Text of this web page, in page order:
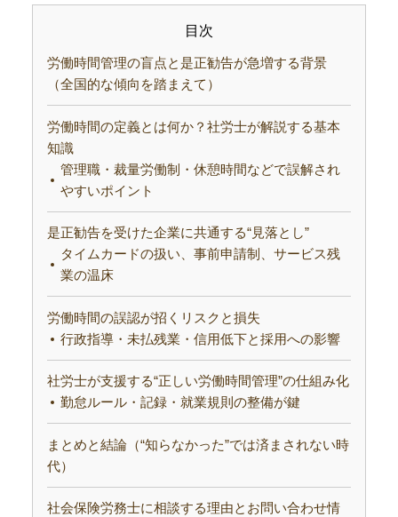
目次
労働時間管理の盲点と是正勧告が急増する背景
（全国的な傾向を踏まえて）
労働時間の定義とは何か？社労士が解説する基本
知識
管理職・裁量労働制・休憩時間などで誤解され
やすいポイント
是正勧告を受けた企業に共通する“見落とし”
タイムカードの扱い、事前申請制、サービス残
業の温床
労働時間の誤認が招くリスクと損失
行政指導・未払残業・信用低下と採用への影響
社労士が支援する“正しい労働時間管理”の仕組み化
勤怠ルール・記録・就業規則の整備が鍵
まとめと結論（“知らなかった”では済まされない時
代）
社会保険労務士に相談する理由とお問い合わせ情